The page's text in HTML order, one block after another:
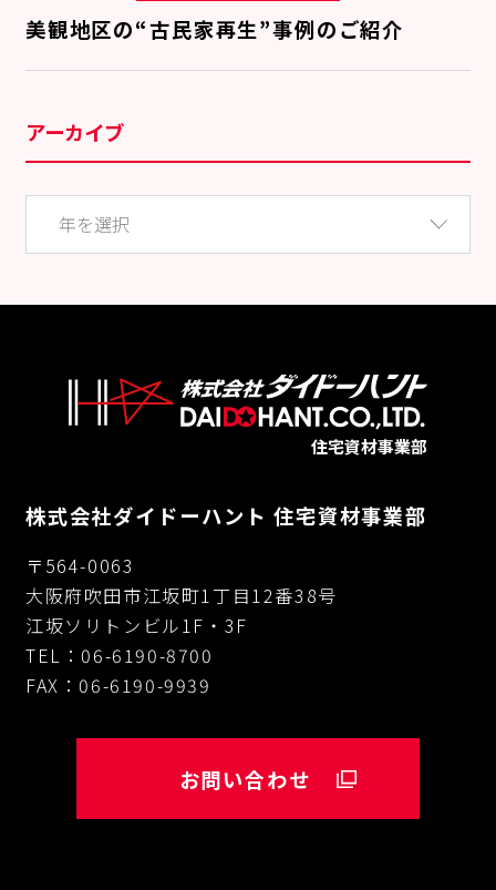
美観地区の“古民家再生”事例のご紹介
アーカイブ
住宅資材事業部
株式会社ダイドーハント 住宅資材事業部
〒564-0063
大阪府吹田市江坂町1丁目12番38号
江坂ソリトンビル1F・3F
TEL：06-6190-8700
FAX：06-6190-9939
お問い合わせ